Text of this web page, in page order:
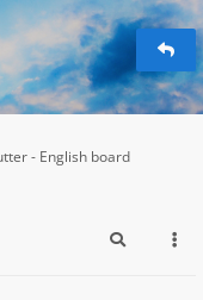
- English board